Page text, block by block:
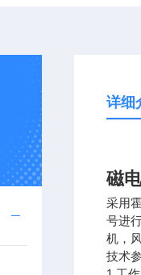
详细
磁
采用
号进
机，
技术